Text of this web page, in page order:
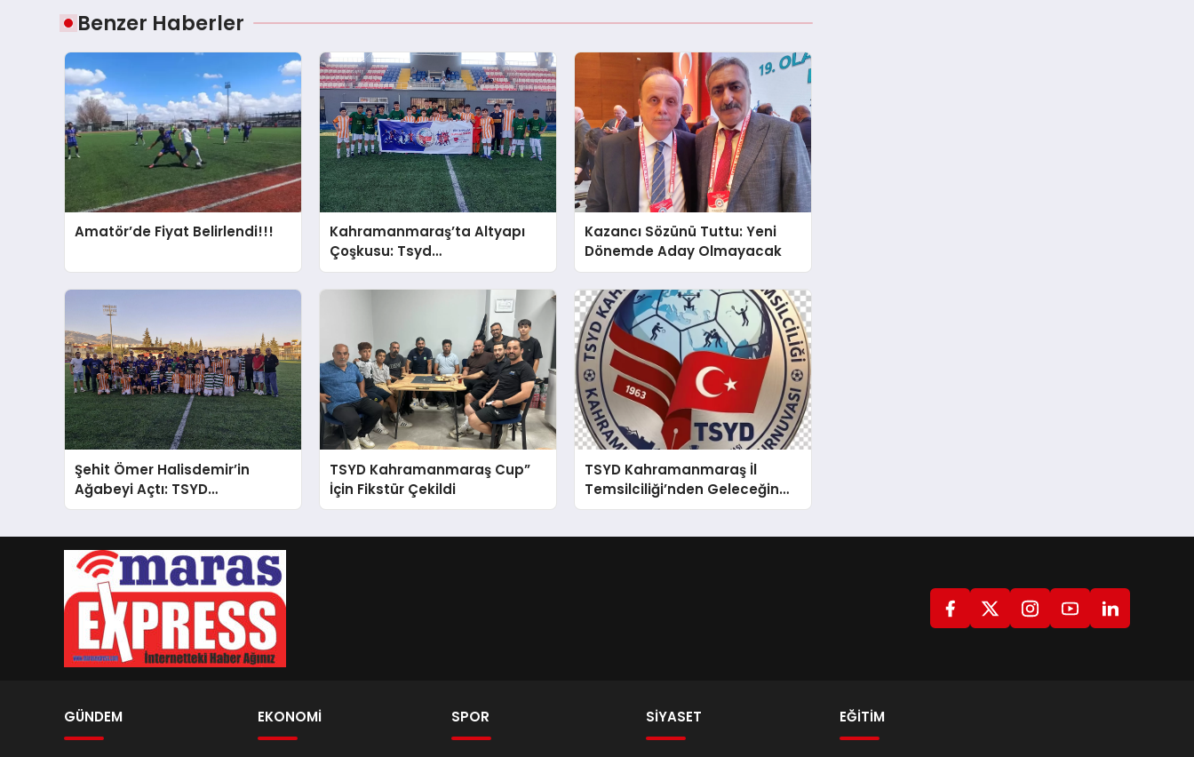
Benzer Haberler
Amatör’de Fiyat Belirlendi!!!
Kahramanmaraş’ta Altyapı
Çoşkusu: Tsyd
Kahramanmaraş Cup Tüm
Hızıyla Devam Ediyor
Kazancı Sözünü Tuttu: Yeni
Dönemde Aday Olmayacak
Şehit Ömer Halisdemir’in
Ağabeyi Açtı: TSYD
Kahramanmaraş Cup Başladı!
TSYD Kahramanmaraş Cup”
İçin Fikstür Çekildi
TSYD Kahramanmaraş İl
Temsilciliği’nden Geleceğin
Yıldızları İçin Anlamlı Adım:
GÜNDEM EKONOMİ SPOR SİYASET EĞİTİM